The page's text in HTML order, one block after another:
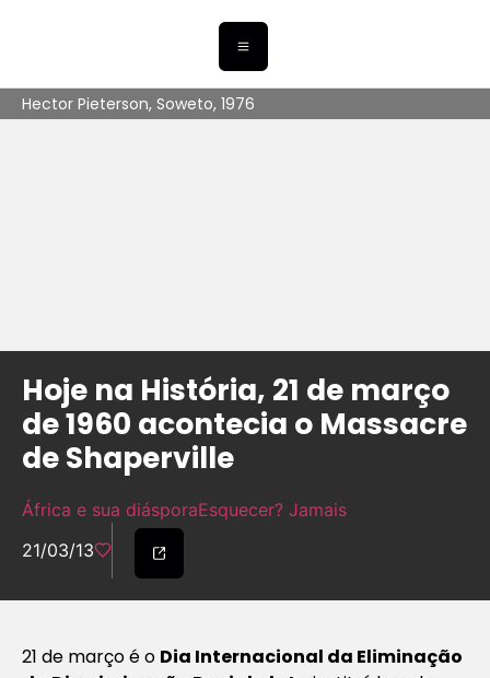
Hector Pieterson, Soweto, 1976
Hoje na História, 21 de março
de 1960 acontecia o Massacre
de Shaperville
África e sua diásporaEsquecer? Jamais
21/03/13
21 de março é o Dia Internacional da Eliminação